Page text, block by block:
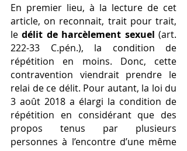
En premier lieu, à la lecture de cet
article, on reconnait, trait pour trait,
le délit de harcèlement sexuel (art.
222-33 C.pén.), la condition de
répétition en moins. Donc, cette
contravention viendrait prendre le
relai de ce délit. Pour autant, la loi du
3 août 2018 a élargi la condition de
répétition en considérant que des
propos tenus par plusieurs
personnes à l’encontre d’une même